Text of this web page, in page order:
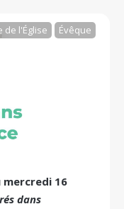
de l'Église Évêque
mercredi 16
dans